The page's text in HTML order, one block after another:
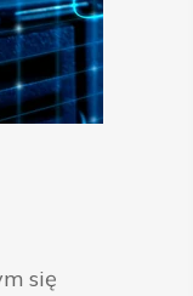
się